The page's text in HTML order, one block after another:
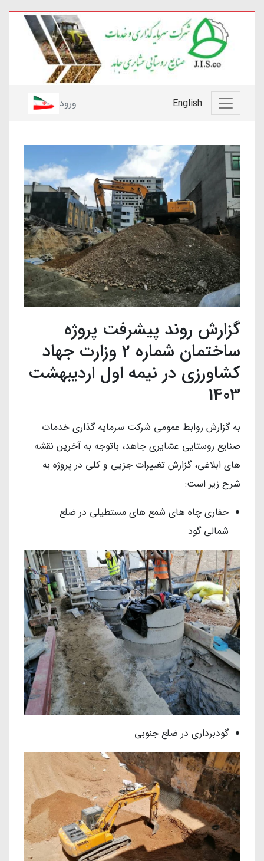
English ورود
گزارش روند پیشرفت پروژه
ساختمان شماره 2 وزارت جهاد
کشاورزی در نیمه اول اردیبهشت
1403
به گزارش روابط عمومی شرکت سرمایه گذاری خدمات
صنایع روستایی عشایری جاهد، باتوجه به آخرین نقشه
های ابلاغی، گزارش تغییرات جزیی و کلی در پروژه به
شرح زیر است:
حفاری چاه های شمع های مستطیلی در ضلع
شمالی گود
گودبرداری در ضلع جنوبی